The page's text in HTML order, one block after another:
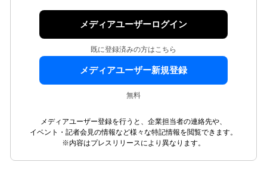
メディアユーザーログイン
既に登録済みの方はこちら
メディアユーザー新規登録
無料
メディアユーザー登録を行うと、企業担当者の連絡先や、
イベント・記者会見の情報など様々な特記情報を閲覧できます。
※内容はプレスリリースにより異なります。